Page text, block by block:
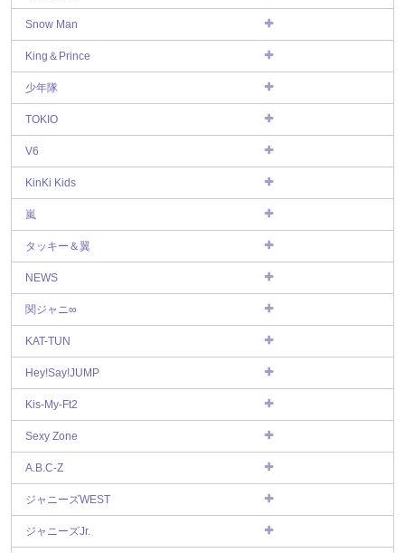
Snow Man
King＆Prince
少年隊
TOKIO
V6
KinKi Kids
嵐
タッキー＆翼
NEWS
関ジャニ∞
KAT-TUN
Hey!Say!JUMP
Kis-My-Ft2
Sexy Zone
A.B.C-Z
ジャニーズWEST
ジャニーズJr.